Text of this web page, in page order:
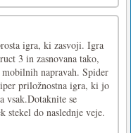
igra, ki zasvoji. Igra
3 in zasnovana tako,
napravah. Spider
priložnostna igra, ki jo
vsak.Dotaknite se
stekel do naslednje veje.